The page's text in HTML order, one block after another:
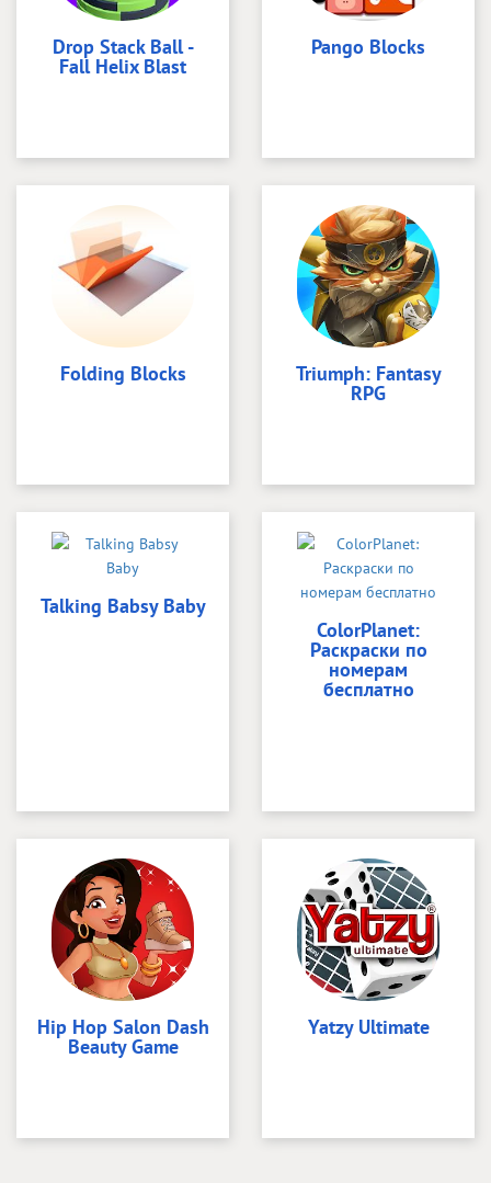
Drop Stack Ball -
Fall Helix Blast
Pango Blocks
Folding Blocks Triumph: Fantasy
RPG
Talking Babsy Baby
ColorPlanet:
Раскраски по
номерам
бесплатно
Hip Hop Salon Dash
Beauty Game
Yatzy Ultimate